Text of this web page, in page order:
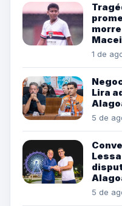
1 de
Lira
5 de
5 de